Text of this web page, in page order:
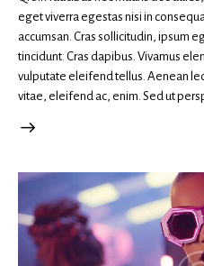
eget viverra egestas nisi in
accumsan. Cras sollicitudin, ipsum
tincidunt. Cras dapibus. Vivamus
vulputate eleifend tellus. Aenean
vitae, eleifend ac, enim. Sed ut